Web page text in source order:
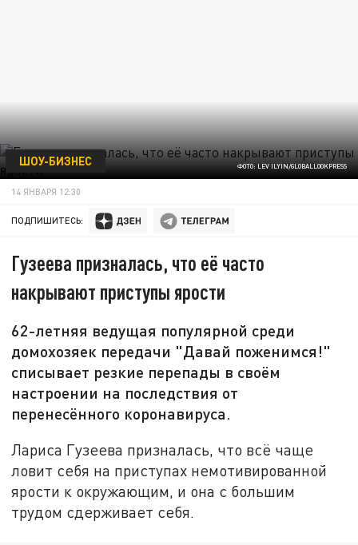
ФОТО: LEV ILYIN/GLOBALLOOKPRESS
ШОУ-БИЗНЕС
14 ЯНВАРЯ 12:30
ПОДПИШИТЕСЬ:
Гузеева призналась, что её часто
накрывают приступы ярости
62-летняя ведущая популярной среди
домохозяек передачи "Давай поженимся!"
списывает резкие перепады в своём
настроении на последствия от
перенесённого коронавируса.
Лариса Гузеева призналась, что всё чаще
ловит себя на приступах немотивированной
ярости к окружающим, и она с большим
трудом сдерживает себя.